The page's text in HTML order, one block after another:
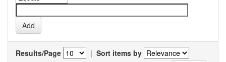
Results/Page | Sort items by